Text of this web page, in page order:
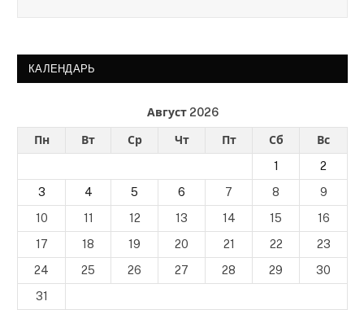
КАЛЕНДАРЬ
Август 2026
Пн Вт Ср Чт Пт Сб
Вс
1
2
3
4 5 6 7 8
9
10
11 12 13 14 15
16
17
18 19 20 21 22
23
24
25 26 27 28 29
30
31